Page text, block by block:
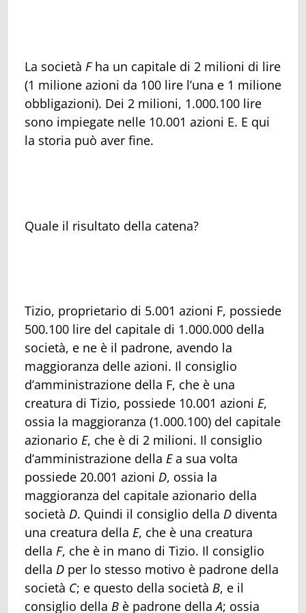
La società Fha un capitale di 2 milioni di lire
(1 milione azioni da 100 lire l’una e 1 milione
obbligazioni). Dei 2 milioni, 1.000.100 lire
sono impiegate nelle 10.001 azioni E. E qui
la storia può aver fine.
Quale il risultato della catena?
Tizio, proprietario di 5.001 azioni F, possiede
500.100 lire del capitale di 1.000.000 della
società, e ne è il padrone, avendo la
maggioranza delle azioni. Il consiglio
d’amministrazione della F, che è una
creatura di Tizio, possiede 10.001 azioni E,
ossia la maggioranza (1.000.100) del capitale
azionario E, che è di 2 milioni. Il consiglio
d’amministrazione della Ea sua volta
possiede 20.001 azioni D, ossia la
maggioranza del capitale azionario della
società D. Quindi il consiglio della D diventa
una creatura della E, che è una creatura
della F, che è in mano di Tizio. Il consiglio
della D per lo stesso motivo è padrone della
società C; e questo della società B, e il
consiglio della B è padrone dellaA; ossia